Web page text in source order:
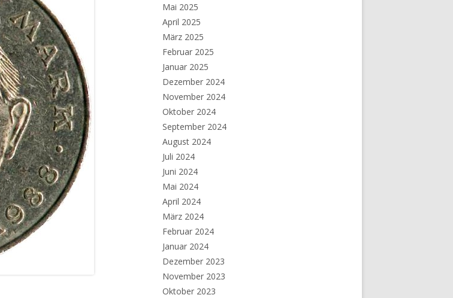
Mai 2025
April 2025
März 2025
Februar 2025
Januar 2025
Dezember 2024
November 2024
Oktober 2024
September 2024
August 2024
Juli 2024
Juni 2024
Mai 2024
April 2024
März 2024
Februar 2024
Januar 2024
Dezember 2023
November 2023
Oktober 2023